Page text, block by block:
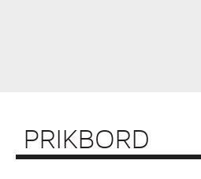
PRIKBORD